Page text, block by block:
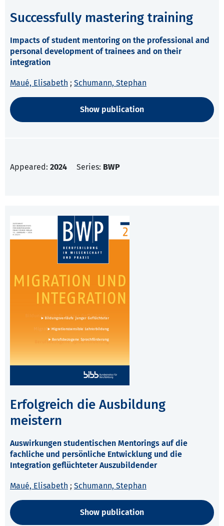
Successfully mastering training
Impacts of student mentoring on the professional and
personal development of trainees and on their
integration
Maué, Elisabeth ; Schumann, Stephan
Show publication
Appeared: 2024 Series: BWP
Erfolgreich die Ausbildung
meistern
Auswirkungen studentischen Mentorings auf die
fachliche und persönliche Entwicklung und die
Integration geflüchteter Auszubildender
Maué, Elisabeth ; Schumann, Stephan
Show publication